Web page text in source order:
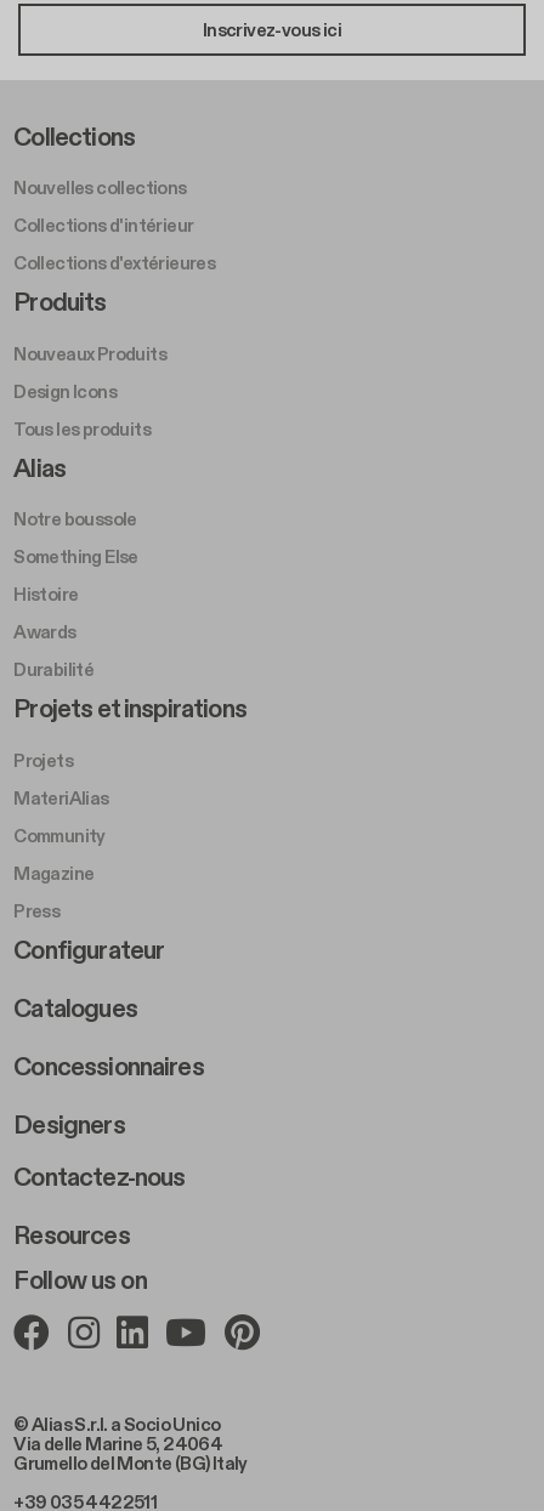
Inscrivez-vous ici
© Alias S.r.l. a Socio Unico
Via delle Marine 5, 24064
Grumello del Monte (BG) Italy
+39 035 4422511
Footer Left Middle A
Collections
Nouvelles collections
Collections d'intérieur
Collections d'extérieures
Footer Right Middle A
Produits
Nouveaux Produits
Design Icons
Tous les produits
Footer Right A
Alias
Notre boussole
Something Else
Histoire
Awards
Durabilité
Follow us on
Footer Left Middle B
Projets et inspirations
Projets
MateriAlias
Community
Magazine
Press
Footer Right Middle B
Configurateur
Catalogues
Concessionnaires
Designers
Footer Right 2
Contactez-nous
Resources